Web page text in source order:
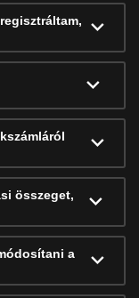
összeget,
a